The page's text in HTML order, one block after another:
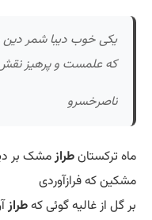
یکی خوب دیبا شمر دین
که علمست و پرهیز
ناصرخسرو
ماه ترکستانطرازمشک بر
مشکین که فرازآوردی
بر گل از غالیه گوئی کهطراز